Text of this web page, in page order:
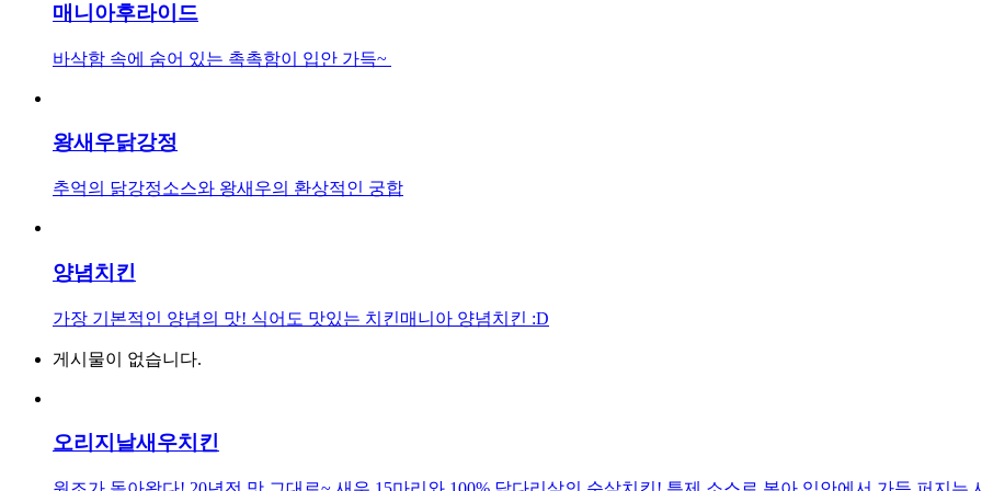
매니아후라이드
바삭함 속에 숨어 있는 촉촉함이 입안 가득~
왕새우닭강정
추억의 닭강정소스와 왕새우의 환상적인 궁합
양념치킨
가장 기본적인 양념의 맛! 식어도 맛있는 치킨매니아 양념치킨 :D
게시물이 없습니다.
오리지날새우치킨